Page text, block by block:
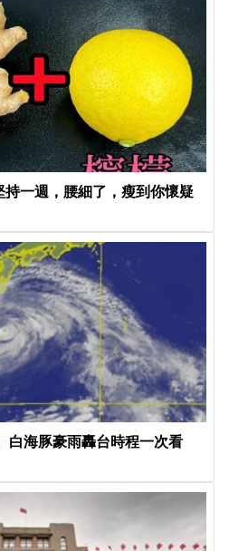
一週，腰細了，瘦到你懷疑
白海豚豪雨轟台時程一次看